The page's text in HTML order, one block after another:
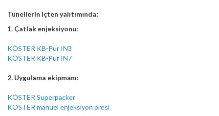
Tünellerin içten yalıtımında:
1. Çatlak enjeksiyonu:
KÖSTER KB-Pur IN3
KÖSTER KB-Pur IN7
2. Uygulama ekipmanı:
KÖSTER Superpacker
KÖSTER manuel enjeksiyon presi